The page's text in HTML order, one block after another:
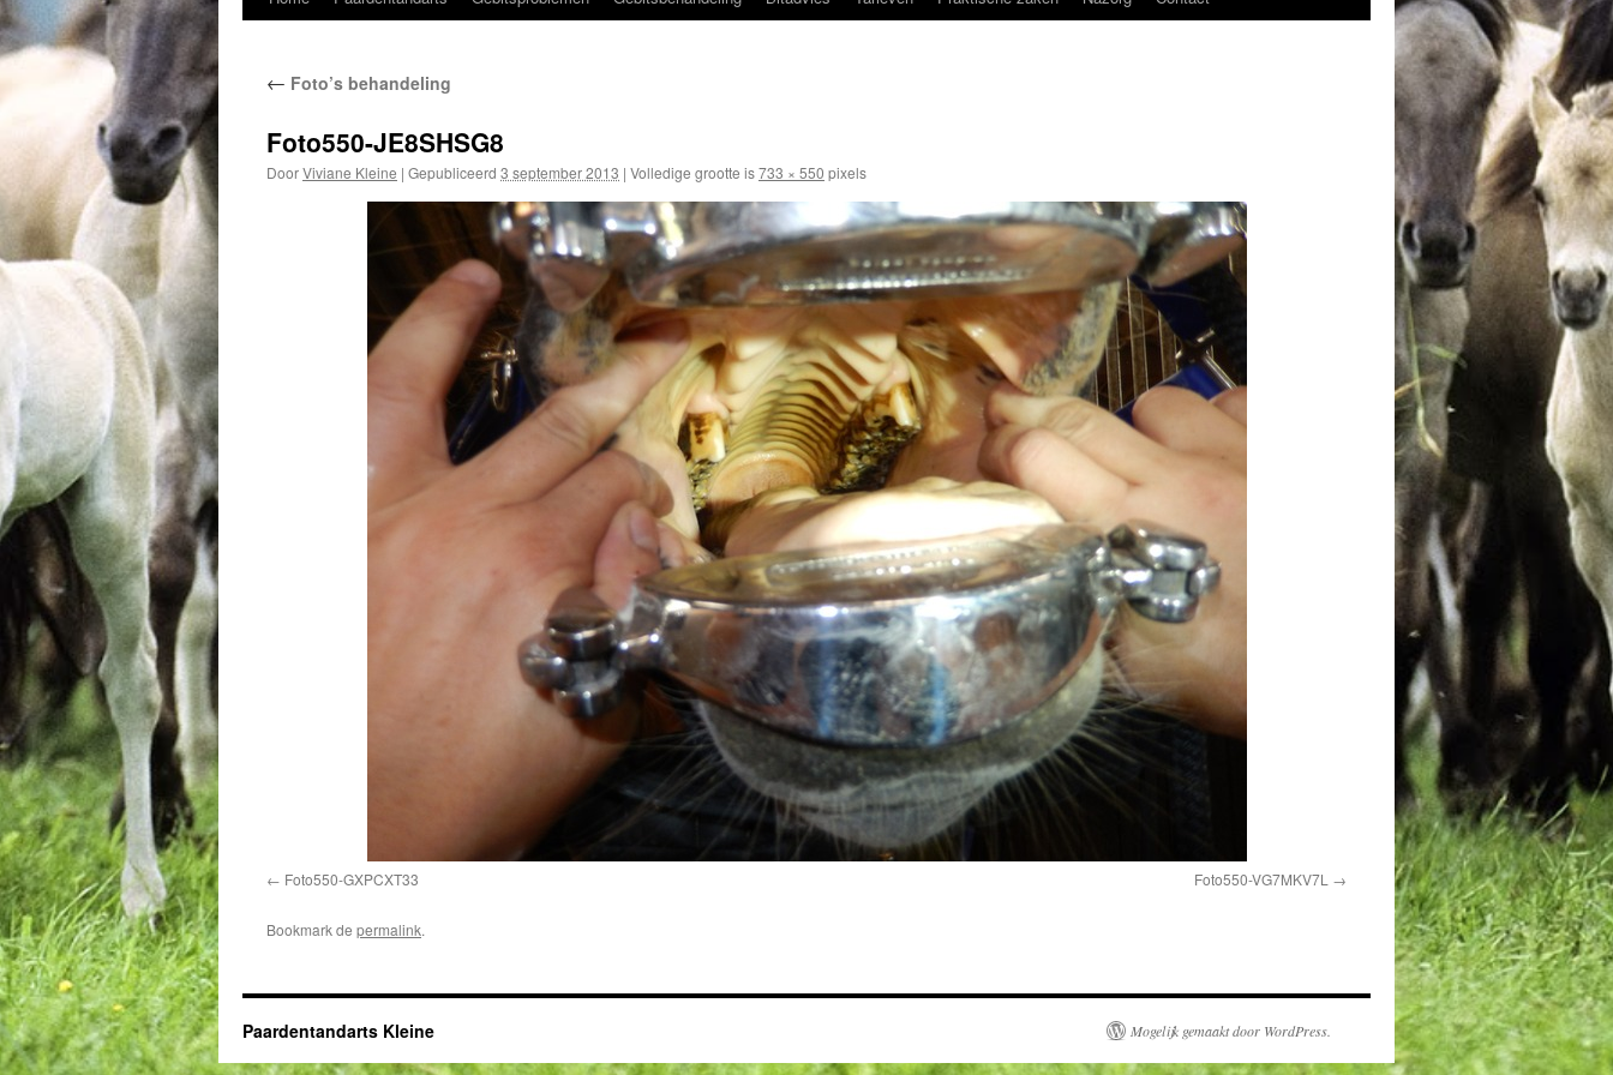
inhoud
← Foto’s behandeling
Foto550-JE8SHSG8
DoorViviane Kleine | Gepubliceerd 3 september 2013 | Volledige grootte is733 × 550 pixels
Foto550-GXPCXT33 Foto550-VG7MKV7L
Bookmark de permalink.
Paardentandarts Kleine Mogelijk gemaakt door WordPress.